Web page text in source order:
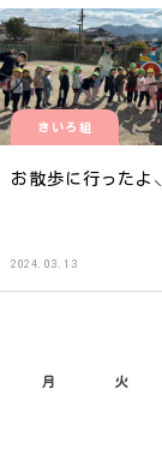
きいろ組
お散歩に行ったよ⸜
2024.03.13
月 火